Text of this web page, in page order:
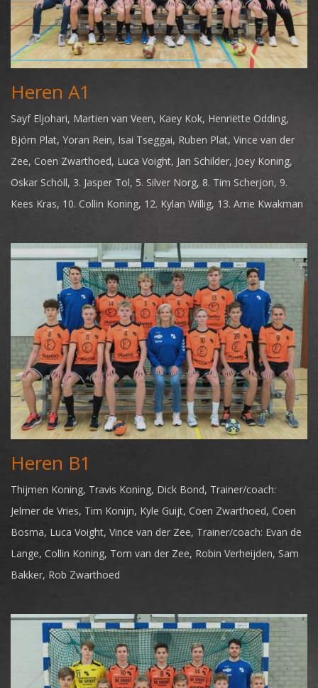
Heren A1
Sayf Eljohari, Martien van Veen, Kaey Kok, Henriëtte Odding,
Björn Plat, Yoran Rein, Isai Tseggai, Ruben Plat, Vince van der
Zee, Coen Zwarthoed, Luca Voight, Jan Schilder, Joey Koning,
Oskar Schöll, 3. Jasper Tol, 5. Silver Norg, 8. Tim Scherjon, 9.
Kees Kras, 10. Collin Koning, 12. Kylan Willig, 13. Arrie Kwakman
Heren B1
Thijmen Koning, Travis Koning, Dick Bond, Trainer/coach:
Jelmer de Vries, Tim Konijn, Kyle Guijt, Coen Zwarthoed, Coen
Bosma, Luca Voight, Vince van der Zee, Trainer/coach: Evan de
Lange, Collin Koning, Tom van der Zee, Robin Verheijden, Sam
Bakker, Rob Zwarthoed